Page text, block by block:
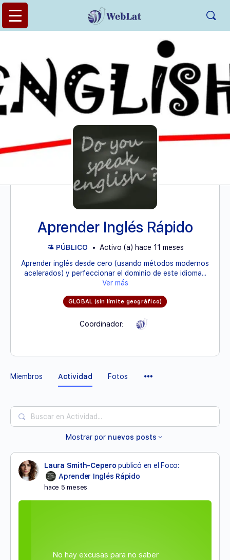
Aprender Inglés Rápido
PÚBLICO
Activo (a) hace 11 meses
Aprender inglés desde cero (usando métodos modernos
acelerados) y perfeccionar el dominio de este idioma...
Ver más
GLOBAL (sin límite geográfico)
Coordinador:
Miembros Actividad Fotos
Buscar
en
Mostrar por nuevos posts
Laura Smith-Cepero publicó en el Foco:
Aprender Inglés Rápido
hace 5 meses
No hay excusas para no saber